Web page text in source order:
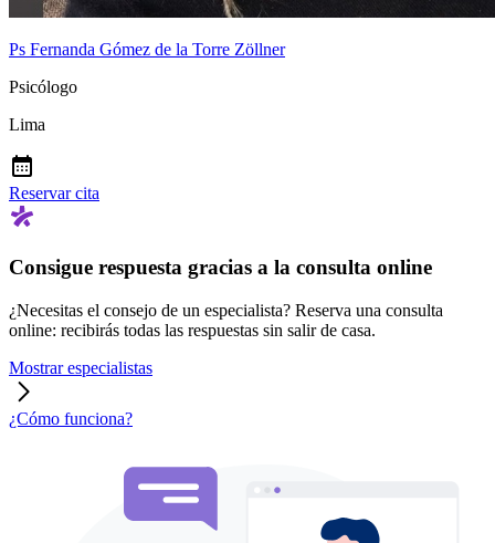
Ps Fernanda Gómez de la Torre Zöllner
Psicólogo
Lima
Reservar cita
Consigue respuesta gracias a la consulta online
¿Necesitas el consejo de un especialista? Reserva una consulta
online: recibirás todas las respuestas sin salir de casa.
Mostrar especialistas
¿Cómo funciona?